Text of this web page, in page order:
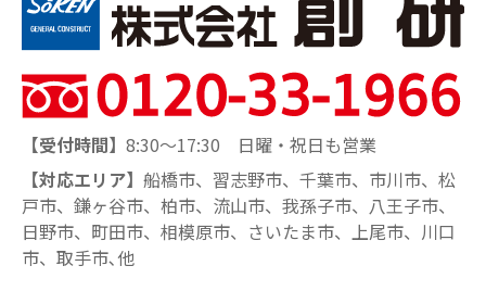
【受付時間】 8:30～17:30 日曜・祝日も営業
【対応エリア】 船橋市、習志野市、千葉市、市川市、松
戸市、鎌ヶ谷市、柏市、流山市、我孫子市、八王子市、
日野市、町田市、相模原市、さいたま市、上尾市、川口
市、取手市､他